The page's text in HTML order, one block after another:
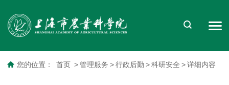
您的位置： 首页 > 管理服务 > 行政后勤 > 科研安全 > 详细内容